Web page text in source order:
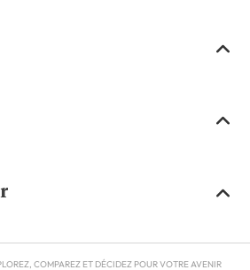
COMPAREZ ET DÉCIDEZ POUR VOTRE AVENIR